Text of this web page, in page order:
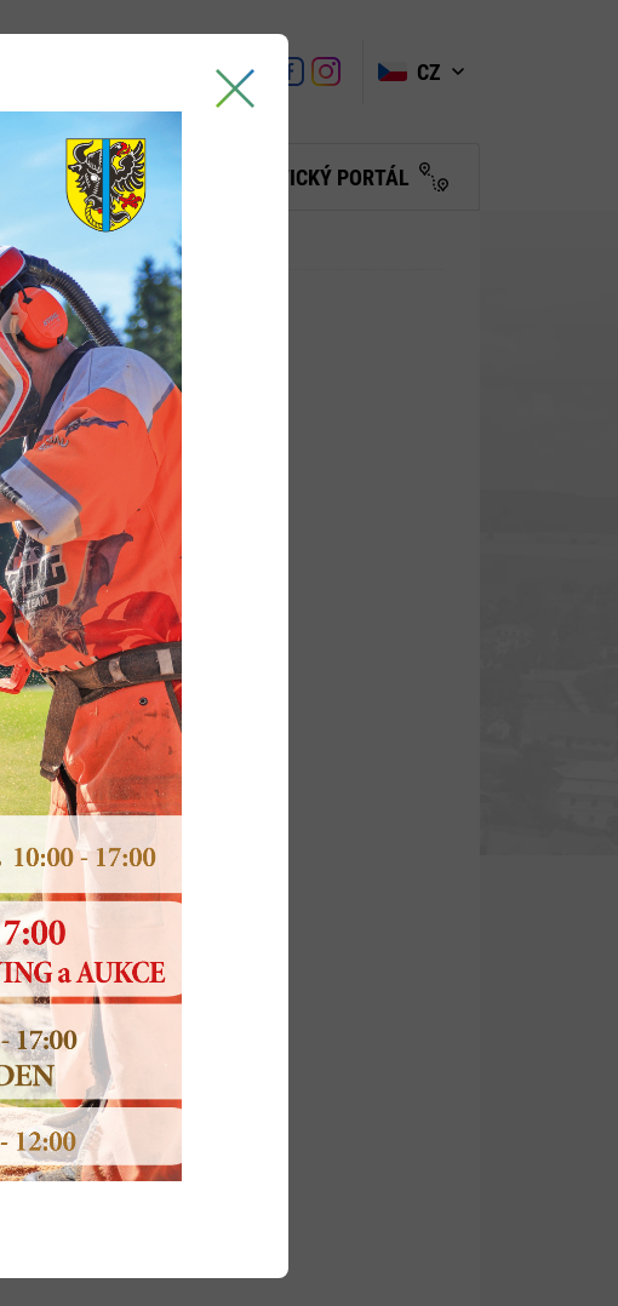
OBČANŮM TURISTICKÝ PORTÁL
Turistické
informační
LinkLinkLink
CZ
nemovitostí